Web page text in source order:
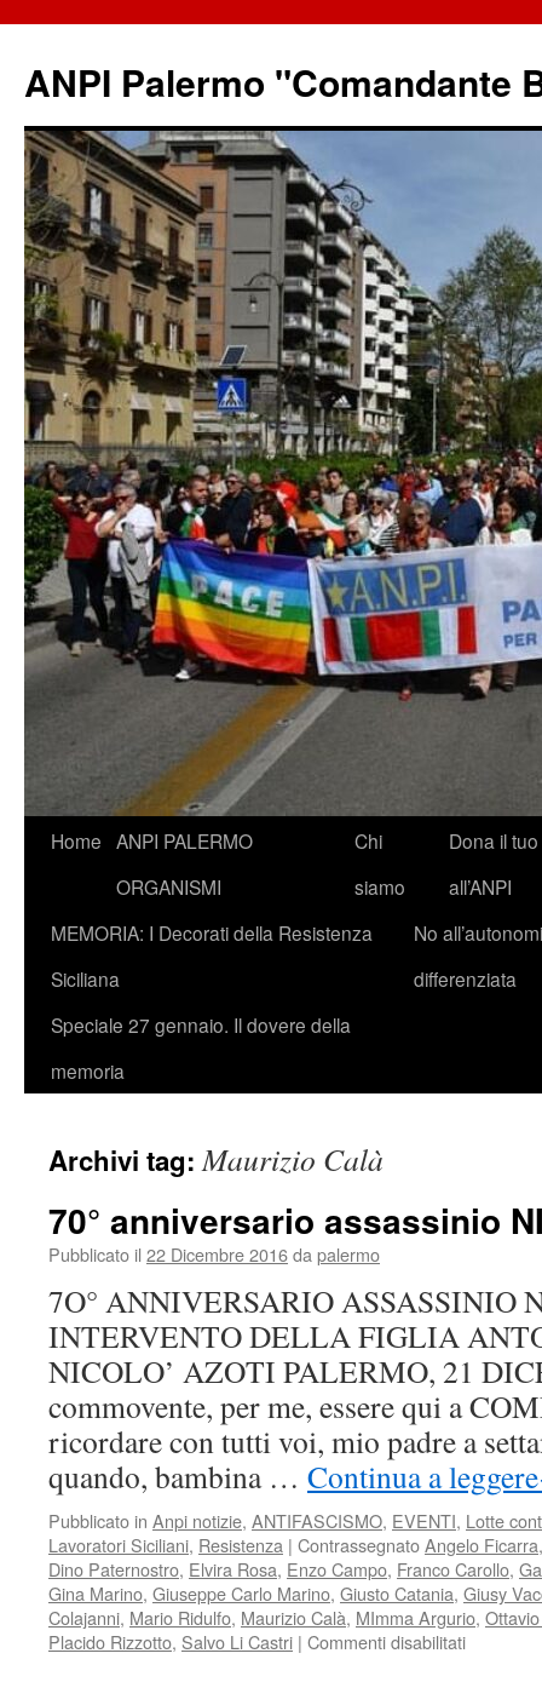
ANPI Palermo "Comandante
Vai
contenuto
Home ANPI PALERMO
ORGANISMI
Chi
siamo
Dona il
all’ANPI
MEMORIA: I Decorati della Resistenza
Siciliana
No
differenziata
Speciale 27 gennaio. Il dovere della
memoria
Archivi tag:Maurizio Calà
70° anniversario assassinio
Pubblicato il 22 Dicembre 2016da palermo
7O° ANNIVERSARIO ASSASSINIO
INTERVENTO DELLA FIGLIA
NICOLO’ AZOTI PALERMO, 21
commovente, per me, essere qui a
ricordare con tutti voi, mio padre a
quando, bambina … Continua a leggere
Pubblicato in Anpi notizie, ANTIFASCISMO, EVENTI, Lotte
Lavoratori Siciliani, Resistenza | ContrassegnatoAngelo Ficarra
Dino Paternostro, Elvira Rosa, Enzo Campo, Franco Carollo,
Gina Marino, Giuseppe Carlo Marino, Giusto Catania, Giusy
Colajanni, Mario Ridulfo, Maurizio Calà, MImma Argurio,
Placido Rizzotto, Salvo Li Castri | Commenti disabilitatisu